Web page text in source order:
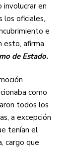
en
los oficiales,
e
esto, afirma
de Estado.
como
todos los
a excepción
tenían el
cargo que